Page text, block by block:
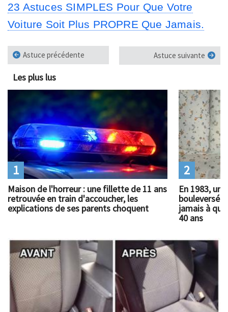
23 Astuces SIMPLES Pour Que Votre
Voiture Soit Plus PROPRE Que Jamais.
Astuce précédente Astuce suivante
Les plus lus
Maison de l'horreur : une fillette de 11 ans
retrouvée en train d'accoucher, les
explications de ses parents choquent
1
En 1983, un
bouleversé
jamais à
40 ans
2